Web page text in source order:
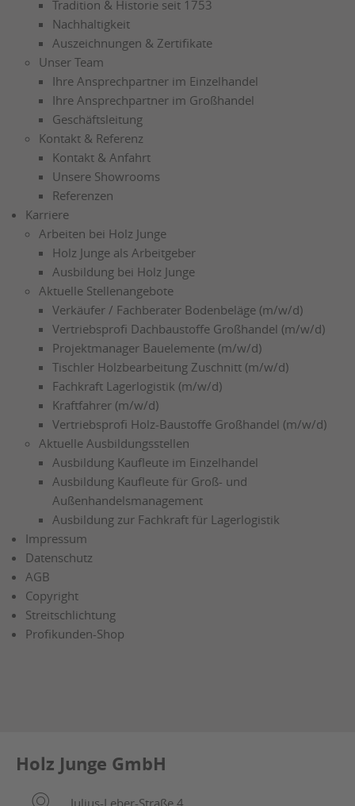
Tradition & Historie seit 1753
Nachhaltigkeit
Auszeichnungen & Zertifikate
Unser Team
Ihre Ansprechpartner im Einzelhandel
Ihre Ansprechpartner im Großhandel
Geschäftsleitung
Kontakt & Referenz
Kontakt & Anfahrt
Unsere Showrooms
Referenzen
Karriere
Arbeiten bei Holz Junge
Holz Junge als Arbeitgeber
Ausbildung bei Holz Junge
Aktuelle Stellenangebote
Verkäufer / Fachberater Bodenbeläge (m/w/d)
Vertriebsprofi Dachbaustoffe Großhandel (m/w/d)
Projektmanager Bauelemente (m/w/d)
Tischler Holzbearbeitung Zuschnitt (m/w/d)
Fachkraft Lagerlogistik (m/w/d)
Kraftfahrer (m/w/d)
Vertriebsprofi Holz-Baustoffe Großhandel (m/w/d)
Aktuelle Ausbildungsstellen
Ausbildung Kaufleute im Einzelhandel
Ausbildung Kaufleute für Groß- und
Außenhandelsmanagement
Ausbildung zur Fachkraft für Lagerlogistik
Impressum
Datenschutz
AGB
Copyright
Streitschlichtung
Profikunden-Shop
Holz Junge GmbH
Julius-Leber-Straße 4